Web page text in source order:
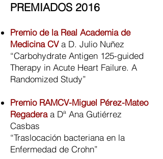
PREMIADOS 2016
Premio de la Real Academia de
Medicina CVa D. Julio Nuñez
“Carbohydrate Antigen 125-guided
Therapy in Acute Heart Failure. A
Randomized Study”
Premio RAMCV-Miguel Pérez-Mateo
Regaderaa Dª Ana Gutiérrez
Casbas
“Traslocación bacteriana en la
Enfermedad de Crohn”